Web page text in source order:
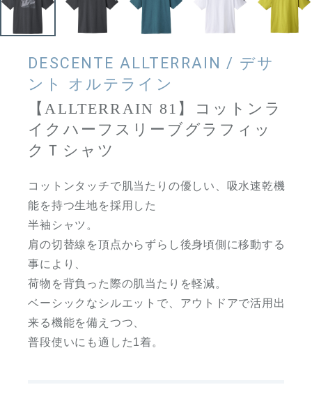
DESCENTE ALLTERRAIN / デサ
ント オルテライン
【ALLTERRAIN 81】コットンラ
イクハーフスリーブグラフィッ
クＴシャツ
コットンタッチで肌当たりの優しい、吸水速乾機
能を持つ生地を採用した
半袖シャツ。
肩の切替線を頂点からずらし後身頃側に移動する
事により、
荷物を背負った際の肌当たりを軽減。
ベーシックなシルエットで、アウトドアで活用出
来る機能を備えつつ、
普段使いにも適した1着。